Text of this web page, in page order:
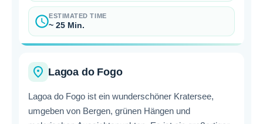
scheduleESTIMATED TIME
~ 25 Min.
place Lagoa do Fogo
Lagoa do Fogo ist ein wunderschöner Kratersee,
umgeben von Bergen, grünen Hängen und